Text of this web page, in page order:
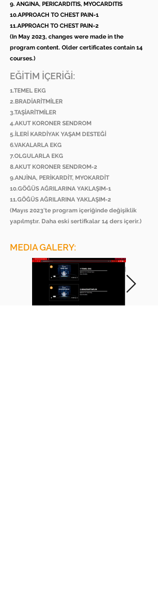
9. ANGINA, PERICARDITIS, MYOCARDITIS
10.APPROACH TO CHEST PAIN-1
11.APPROACH TO CHEST PAIN-2
(In May 2023, changes were made in the
program content. Older certificates contain 14
courses.)
EĞİTİM İÇERİĞİ:
1.TEMEL EKG
2.BRADİARİTMİLER
3.TAŞİARİTMİLER
4.AKUT KORONER SENDROM
5.İLERİ KARDİYAK YAŞAM DESTEĞİ
6.VAKALARLA EKG
7.OLGULARLA EKG
8.AKUT KORONER SENDROM-2
9.ANJİNA, PERİKARDİT, MYOKARDİT
10.GÖĞÜS AĞRILARINA YAKLAŞIM-1
11.GÖĞÜS AĞRILARINA YAKLAŞIM-2
(Mayıs 2023'te program içeriğinde değişiklik
yapılmştır. Daha eski sertifkalar 14 ders içerir.)
MEDIA GALERY: